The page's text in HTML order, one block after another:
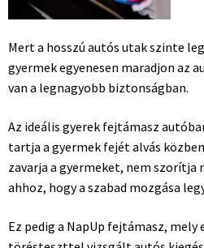
Mert a hosszú autós utak szinte
gyermek egyenesen maradjon az
van a legnagyobb biztonságban.
Az ideális gyerek fejtámasz
tartja a gyermek fejét alvás
zavarja a gyermeket, nem szorítja
ahhoz, hogy a szabad mozgása
Ez pedig a NapUp fejtámasz,